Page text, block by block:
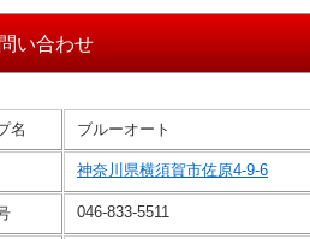
名 ブルーオート
神奈川県横須賀市佐原4-9-6
046-833-5511